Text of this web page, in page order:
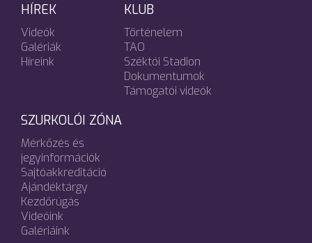
HÍREK
Videók
Galériák
Híreink
KLUB
Történelem
TAO
Széktói Stadion
Dokumentumok
Támogatói videók
SZURKOLÓI ZÓNA
Mérkőzés és
jegyinformációk
Sajtóakkreditáció
Ajándéktárgy
Kezdőrúgás
Videóink
Galériáink